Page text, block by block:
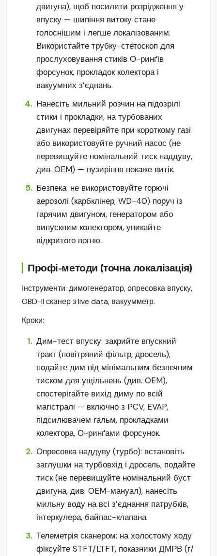
двигуна), щоб посилити розрідження у
впуску — шипіння витоку стане
голоснішим і легше локалізованим.
Використайте трубку-стетоскоп для
прослуховування стиків О-ринґів
форсунок, прокладок колектора і
вакуумних з’єднань.
Нанесіть мильний розчин на підозрілі
стики і прокладки, на турбованих
двигунах перевіряйте при короткому газі
або використовуйте ручний насос (не
перевищуйте номінальний тиск наддуву,
див. OEM) — пузиріння покаже витік.
Безпека: не використовуйте горючі
аерозолі (карбклінер, WD-40) поруч із
гарячим двигуном, генератором або
випускним колектором, уникайте
відкритого вогню.
Профі-методи (точна локалізація)
Інструменти: димогенератор, опресовка впуску,
OBD-II сканер з live data, вакуумметр.
Кроки:
Дим-тест впуску: закрийте впускний
тракт (повітряний фільтр, дросель),
подайте дим під мінімальним безпечним
тиском для ущільнень (див. OEM),
спостерігайте вихід диму по всій
магістралі — включно з PCV, EVAP,
підсилювачем гальм, прокладками
колектора, О-ринґами форсунок.
Опресовка наддуву (турбо): встановіть
заглушки на турбовхід і дросель, подайте
тиск (не перевищуйте номінальний буст
двигуна, див. OEM-мануал), нанесіть
мильну воду на всі з’єднання патрубків,
інтеркулера, байпас-клапана.
Телеметрія сканером: на холостому ходу
фіксуйте STFT/LTFT, показники ДМРВ (г/